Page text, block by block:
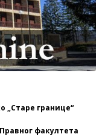
„Старе границе“
факултета